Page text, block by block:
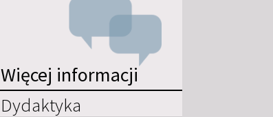
Więcej informacji
Dydaktyka